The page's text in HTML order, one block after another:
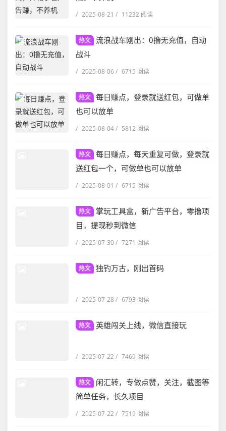
/ 2025-08-21 / 11232 阅读
热文 流浪战车刚出：0撸无充值，自动
战斗
/ 2025-08-06/ 6715 阅读
热文 每日赚点，登录就送红包，可做单
也可以放单
/ 2025-08-04/ 5812 阅读
热文 每日赚点，每天重复可做，登录就
送红包一个，可做单也可以放单
/ 2025-08-01 / 6715 阅读
热文
掌玩工具盒，新广告平台，零撸项
目，提现秒到微信
/ 2025-07-30/ 7271 阅读
热文 独钓万古，刚出首码
/ 2025-07-28 / 6793 阅读
热文 英雄闯关上线，微信直接玩
/ 2025-07-22 / 7469 阅读
热文
闲汇转，专做点赞，关注，截图等
简单任务，长久项目
/ 2025-07-22 / 7519 阅读